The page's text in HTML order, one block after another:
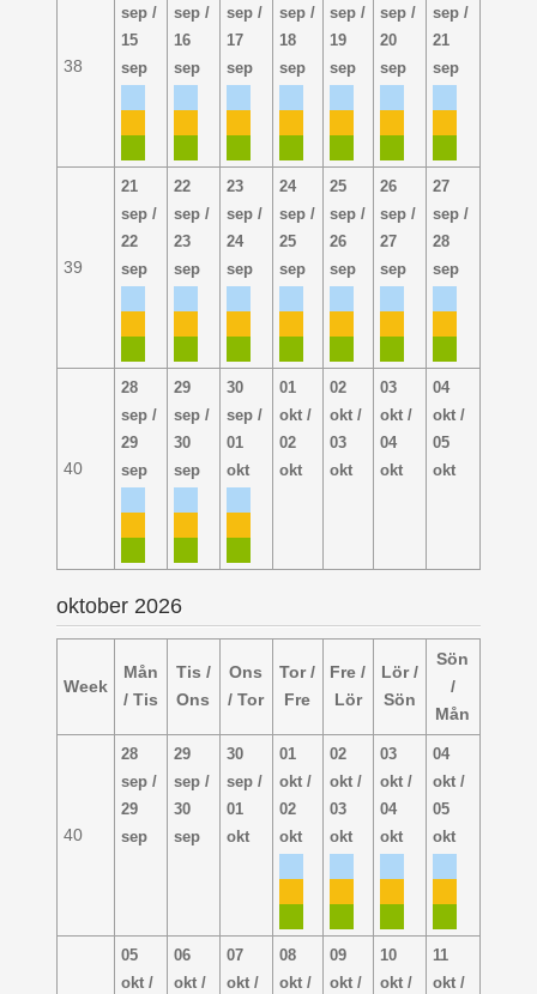
38
sep /
15
sep
sep /
16
sep
sep /
17
sep
sep /
18
sep
sep /
19
sep
sep /
20
sep
sep /
21
sep
39
21
sep /
22
sep
22
sep /
23
sep
23
sep /
24
sep
24
sep /
25
sep
25
sep /
26
sep
26
sep /
27
sep
27
sep /
28
sep
40
28
sep /
29
sep
29
sep /
30
sep
30
sep /
01
okt
01
okt /
02
okt
02
okt /
03
okt
03
okt /
04
okt
04
okt /
05
okt
oktober 2026
Week
Mån
/ Tis
Tis /
Ons
Ons
/ Tor
Tor /
Fre
Fre /
Lör
Lör /
Sön
Sön
/
Mån
40
28
sep /
29
sep
29
sep /
30
sep
30
sep /
01
okt
01
okt /
02
okt
02
okt /
03
okt
03
okt /
04
okt
04
okt /
05
okt
05
okt /
06
okt /
07
okt /
08
okt /
09
okt /
10
okt /
11
okt /